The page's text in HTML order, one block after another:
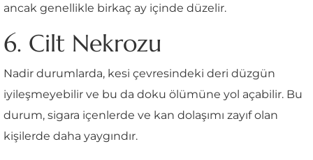
ancak genellikle birkaç ay içinde düzelir.
6. Cilt Nekrozu
Nadir durumlarda, kesi çevresindeki deri düzgün
iyileşmeyebilir ve bu da doku ölümüne yol açabilir. Bu
durum, sigara içenlerde ve kan dolaşımı zayıf olan
kişilerde daha yaygındır.